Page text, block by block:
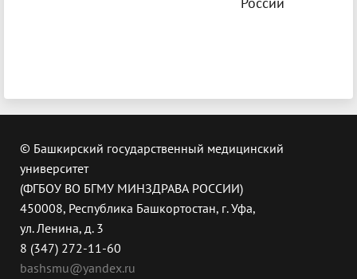
© Башкирский государственный медицинский
университет
(ФГБОУ ВО БГМУ МИНЗДРАВА РОССИИ)
450008, Республика Башкортостан, г. Уфа,
ул. Ленина, д. 3
8 (347) 272-11-60
bashsmu@yandex.ru